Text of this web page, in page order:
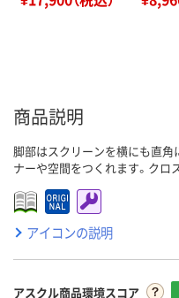
商品説明
脚部はスクリーンを横にも直角
ナーや空間をつくれます。クロ
アイコンの説明
アスクル商品環境スコア